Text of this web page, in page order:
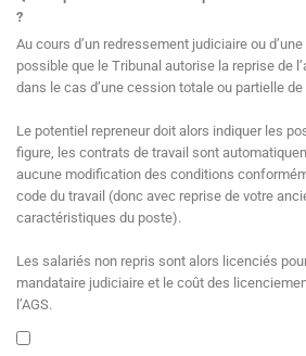
?
Au cours d’un redressement judiciaire ou
possible que le Tribunal autorise la reprise de
dans le cas d’une cession totale ou partielle de
Le potentiel repreneur doit alors indiquer les
figure, les contrats de travail sont
aucune modification des conditions
code du travail (donc avec reprise de votre
caractéristiques du poste).
Les salariés non repris sont alors licenciés
mandataire judiciaire et le coût des
l’AGS.